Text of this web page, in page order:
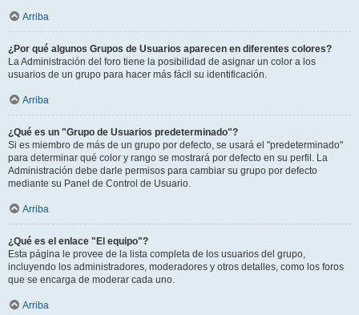
Arriba
¿Por qué algunos Grupos de Usuarios aparecen en diferentes colores?
La Administración del foro tiene la posibilidad de asignar un color a los
usuarios de un grupo para hacer más fácil su identificación.
Arriba
¿Qué es un "Grupo de Usuarios predeterminado"?
Si es miembro de más de un grupo por defecto, se usará el "predeterminado"
para determinar qué color y rango se mostrará por defecto en su perfil. La
Administración debe darle permisos para cambiar su grupo por defecto
mediante su Panel de Control de Usuario.
Arriba
¿Qué es el enlace "El equipo"?
Esta página le provee de la lista completa de los usuarios del grupo,
incluyendo los administradores, moderadores y otros detalles, como los foros
que se encarga de moderar cada uno.
Arriba